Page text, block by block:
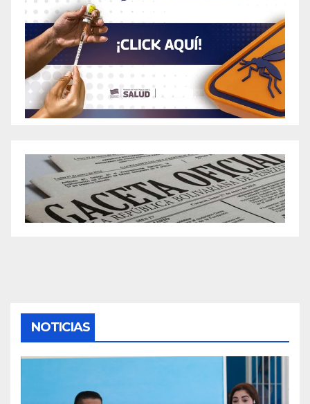
NOTICIAS